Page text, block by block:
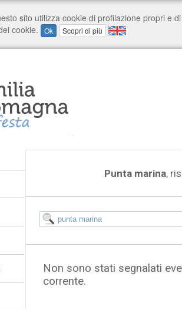
Punta marina,
Non sono stati segnalati
corrente.